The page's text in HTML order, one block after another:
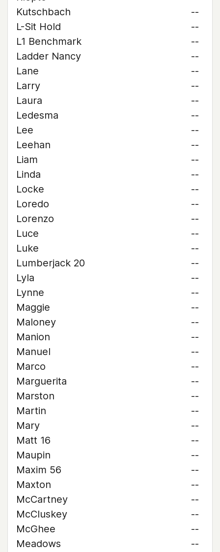
Kutschbach
--
L-Sit Hold
--
L1 Benchmark
--
Ladder Nancy
--
Lane
--
Larry
--
Laura
--
Ledesma
--
Lee
--
Leehan
--
Liam
--
Linda
--
Locke
--
Loredo
--
Lorenzo
--
Luce
--
Luke
--
Lumberjack 20
--
Lyla
--
Lynne
--
Maggie
--
Maloney
--
Manion
--
Manuel
--
Marco
--
Marguerita
--
Marston
--
Martin
--
Mary
--
Matt 16
--
Maupin
--
Maxim 56
--
Maxton
--
McCartney
--
McCluskey
--
McGhee
--
Meadows
--